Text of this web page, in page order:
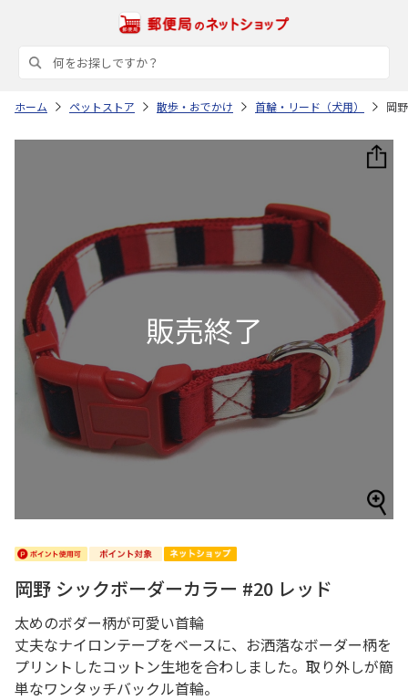
ホーム ペットストア 散歩・おでかけ 首輪・リード（犬用） 岡
岡野 シックボーダーカラー #20 レッド
太めのボダー柄が可愛い首輪
丈夫なナイロンテープをベースに、お洒落なボーダー柄を
プリントしたコットン生地を合わしました。取り外しが簡
単なワンタッチバックル首輪。